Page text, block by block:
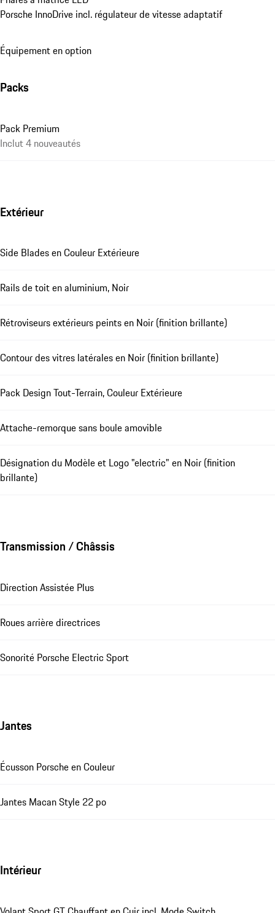
Porsche InnoDrive incl. régulateur de vitesse adaptatif
Équipement en option
Packs
Pack Premium
Inclut 4 nouveautés
Extérieur
Side Blades en Couleur Extérieure
Rails de toit en aluminium, Noir
Rétroviseurs extérieurs peints en Noir (finition brillante)
Contour des vitres latérales en Noir (finition brillante)
Pack Design Tout-Terrain, Couleur Extérieure
Attache-remorque sans boule amovible
Désignation du Modèle et Logo "electric" en Noir (finition
brillante)
Transmission / Châssis
Direction Assistée Plus
Roues arrière directrices
Sonorité Porsche Electric Sport
Jantes
Écusson Porsche en Couleur
Jantes Macan Style 22 po
Intérieur